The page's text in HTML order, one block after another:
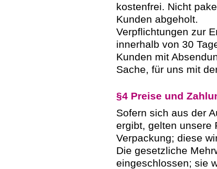
kostenfrei. Nicht
Kunden abgeholt.
Verpflichtungen zur
innerhalb von 30
Kunden mit
Sache, für uns mit
§4 Preise und
Sofern sich aus der
ergibt, gelten unsere
Verpackung; diese
Die gesetzliche
eingeschlossen; sie